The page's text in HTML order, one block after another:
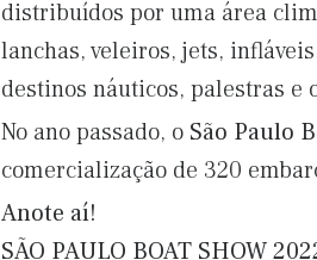
distribuídos por uma área
lanchas, veleiros, jets,
destinos náuticos, palestras e
No ano passado, o São Paulo
comercialização de 320
Anote aí!
SÃO PAULO BOAT SHOW